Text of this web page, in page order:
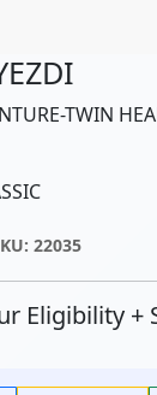
TWIN
22035
Eligibility +